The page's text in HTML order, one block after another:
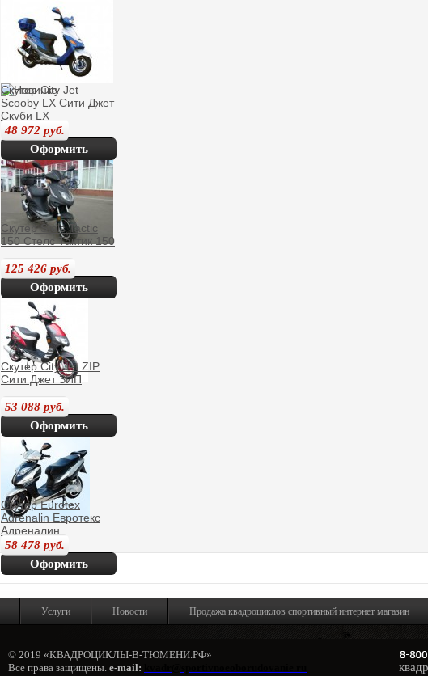
Скутер City Jet
Scooby LX Сити Джет
Скуби LX
48 972 руб.
Оформить
покупку
Скутер Stels Tactic
150 Стелс Тактик 150
125 426 руб.
Оформить
покупку
Скутер City Jet ZIP
Сити Джет ЗИП
53 088 руб.
Оформить
покупку
Скутер Eurotex
Adrenalin Евротекс
Адреналин
58 478 руб.
Оформить
покупку
Услуги Новости Продажа квадроциклов спортивный интернет магазин
© 2019 «КВАДРОЦИКЛЫ-В-ТЮМЕНИ.РФ»
Все права защищены. e-mail: